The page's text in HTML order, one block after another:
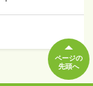
ページの
先頭へ